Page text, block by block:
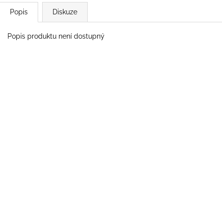
Popis Diskuze
Popis produktu není dostupný